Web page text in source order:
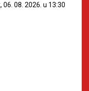
08. 2026. u 13:30